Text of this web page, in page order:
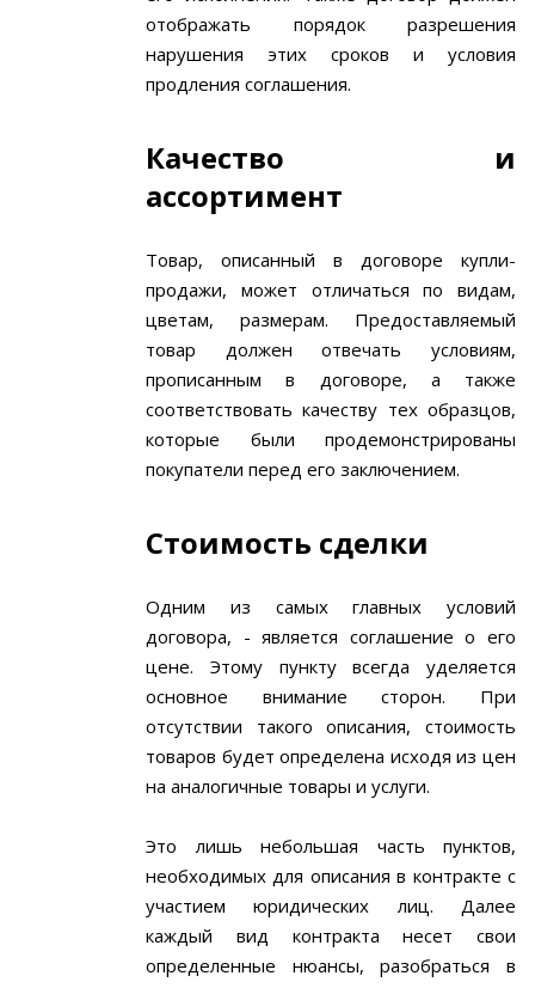
отображать порядок разрешения
нарушения этих сроков и условия
продления соглашения.
Качество и
ассортимент
Товар, описанный в договоре купли-
продажи, может отличаться по видам,
цветам, размерам. Предоставляемый
товар должен отвечать условиям,
прописанным в договоре, а также
соответствовать качеству тех образцов,
которые были продемонстрированы
покупатели перед его заключением.
Стоимость сделки
Одним из самых главных условий
договора, - является соглашение о его
цене. Этому пункту всегда уделяется
основное внимание сторон. При
отсутствии такого описания, стоимость
товаров будет определена исходя из цен
на аналогичные товары и услуги.
Это лишь небольшая часть пунктов,
необходимых для описания в контракте с
участием юридических лиц. Далее
каждый вид контракта несет свои
определенные нюансы, разобраться в